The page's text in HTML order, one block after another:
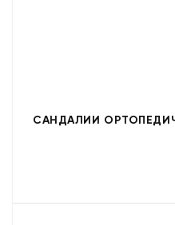
САНДАЛИИ